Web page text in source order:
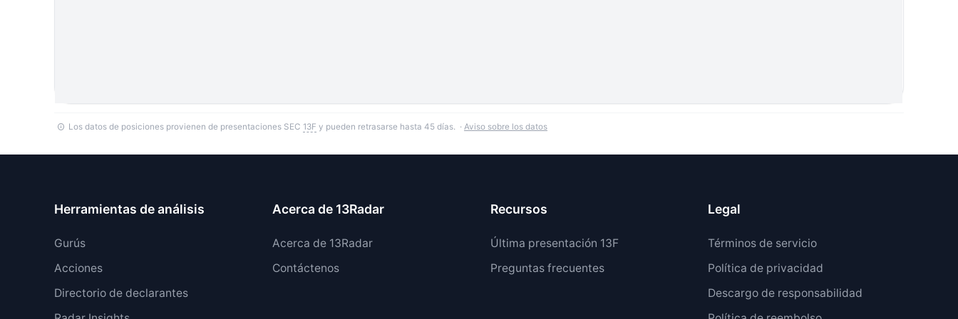
Los datos de posiciones provienen de presentaciones SEC 13F y pueden retrasarse hasta 45 días. · Aviso sobre los datos
Herramientas de análisis
Gurús
Acciones
Directorio de declarantes
Acerca de 13Radar
Acerca de 13Radar
Contáctenos
Recursos
Última presentación 13F
Preguntas frecuentes
Legal
Términos de servicio
Política de privacidad
Descargo de responsabilidad